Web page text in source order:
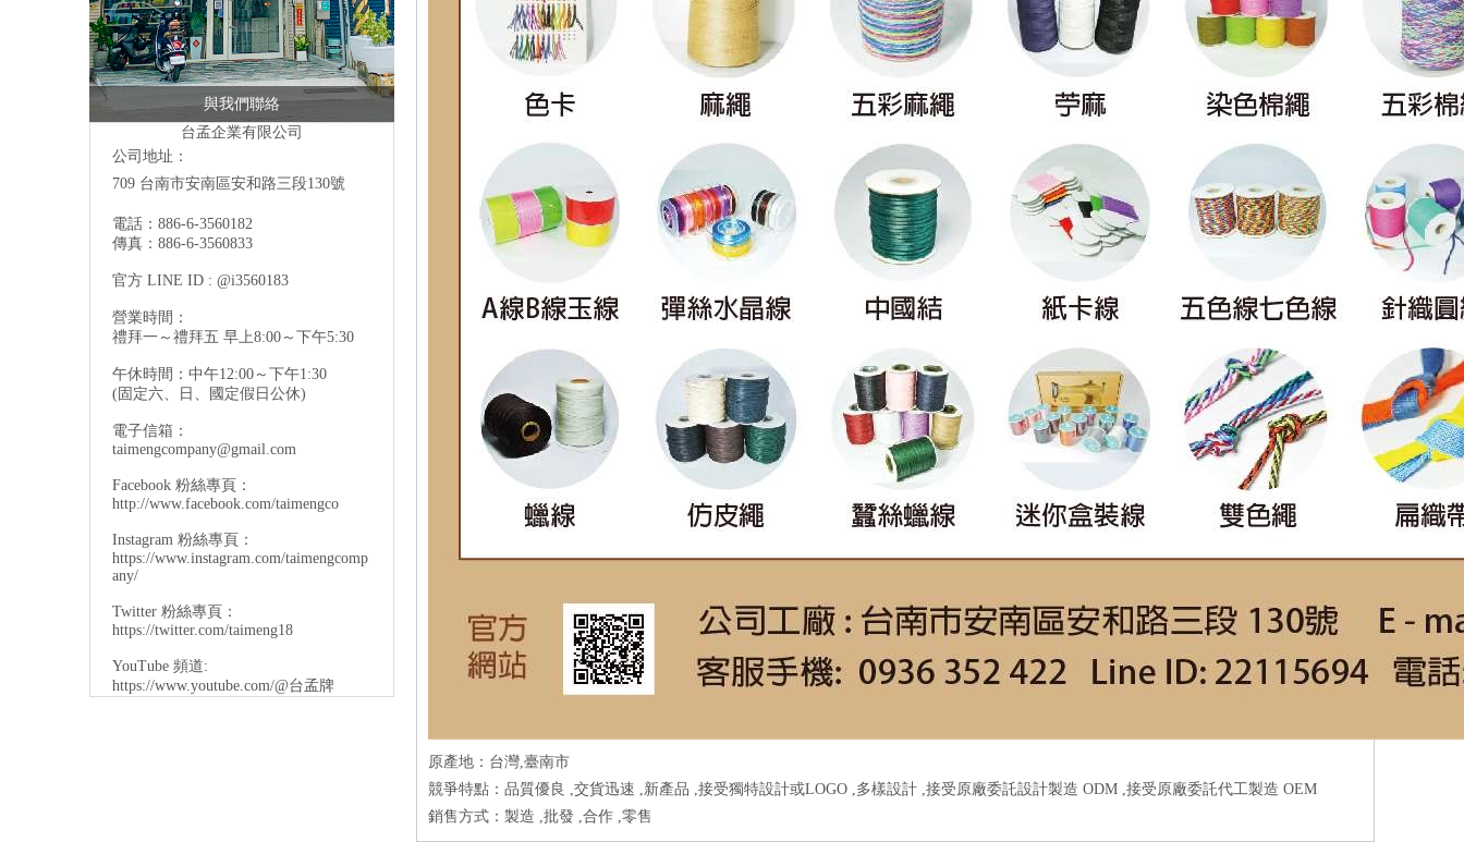
與我們聯絡
台孟企業有限公司
公司地址：
709 台南市安南區安和路三段130號
電話：886-6-3560182
傳真：886-6-3560833
官方 LINE ID : @i3560183
營業時間：
禮拜一～禮拜五 早上8:00～下午5:30
午休時間：中午12:00～下午1:30
(固定六、日、國定假日公休)
電子信箱：
taimengcompany@gmail.com
Facebook 粉絲專頁：
http://www.facebook.com/taimengco
Instagram 粉絲專頁：
https://www.instagram.com/taimengcomp
any/
Twitter 粉絲專頁：
https://twitter.com/taimeng18
YouTube 頻道:
https://www.youtube.com/@台孟牌
原產地：台灣,臺南市
競爭特點：品質優良 ,交貨迅速 ,新產品 ,接受獨特設計或LOGO ,多樣設計 ,接受原廠委託設計製造 ODM ,接受原廠委託代工製造 OEM
銷售方式：製造 ,批發 ,合作 ,零售